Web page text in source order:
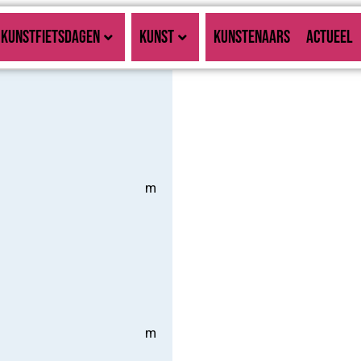
KUNSTFIETSDAGEN KUNST KUNSTENAARS ACTUEEL
m
m